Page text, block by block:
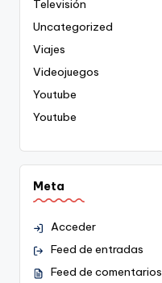
Televisión
Uncategorized
Viajes
Videojuegos
Youtube
Youtube
Meta
Acceder
Feed de entradas
Feed de comentarios